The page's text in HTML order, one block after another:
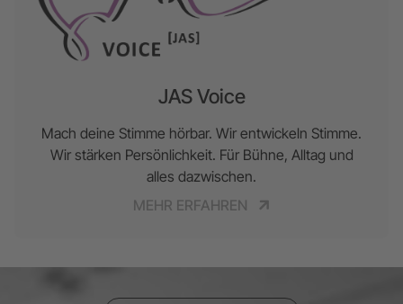
JAS Voice
Mach deine Stimme hörbar. Wir entwickeln Stimme.
Wir stärken Persönlichkeit. Für Bühne, Alltag und
alles dazwischen.
MEHR ERFAHREN